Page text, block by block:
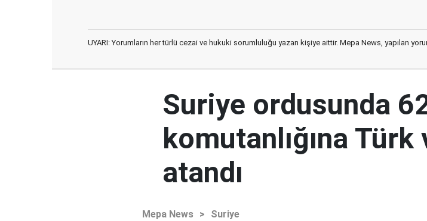
UYARI: Yorumların her türlü cezai ve hukuki sorumluluğu yazan kişiye aittir. Mepa News, yapılan
Suriye ordusunda
komutanlığına
atandı
Mepa News > Suriye